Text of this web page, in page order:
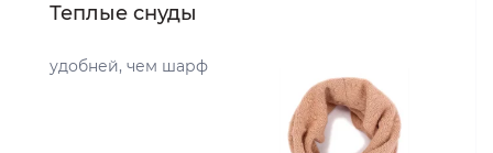
Теплые снуды
удобней, чем шарф